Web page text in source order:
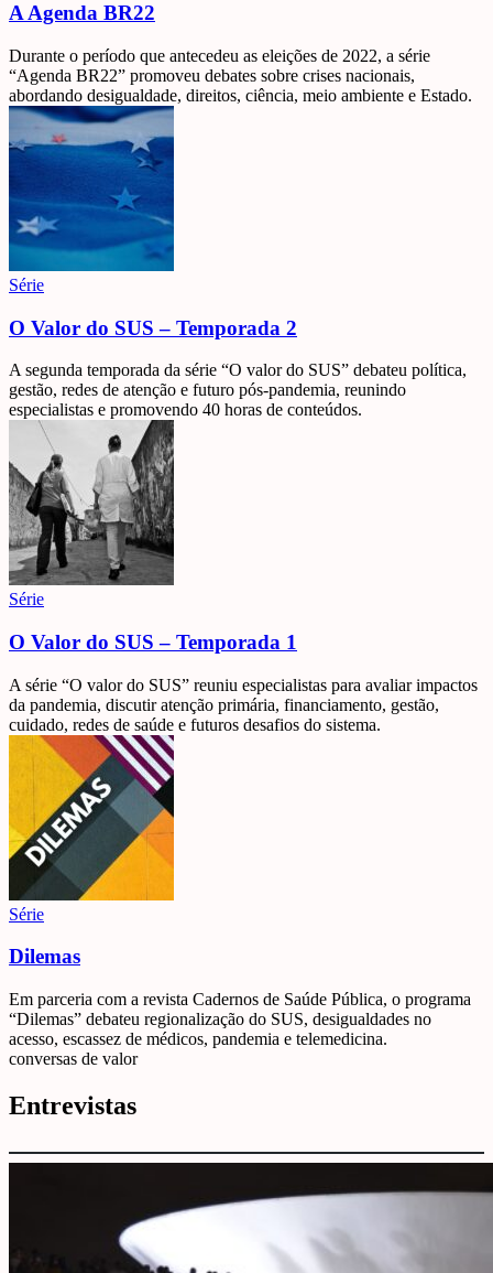
A Agenda BR22
Durante o período que antecedeu as eleições de 2022, a série
“Agenda BR22” promoveu debates sobre crises nacionais,
abordando desigualdade, direitos, ciência, meio ambiente e Estado.
Série
O Valor do SUS – Temporada 2
A segunda temporada da série “O valor do SUS” debateu política,
gestão, redes de atenção e futuro pós-pandemia, reunindo
especialistas e promovendo 40 horas de conteúdos.
Série
O Valor do SUS – Temporada 1
A série “O valor do SUS” reuniu especialistas para avaliar impactos
da pandemia, discutir atenção primária, financiamento, gestão,
cuidado, redes de saúde e futuros desafios do sistema.
Série
Dilemas
Em parceria com a revista Cadernos de Saúde Pública, o programa
“Dilemas” debateu regionalização do SUS, desigualdades no
acesso, escassez de médicos, pandemia e telemedicina.
conversas de valor
Entrevistas